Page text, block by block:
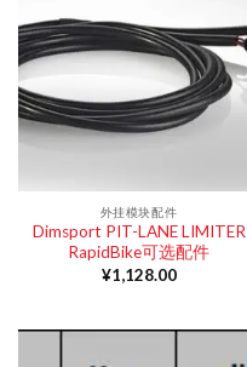
外挂模块配件
Dimsport PIT-LANE LIMITER
RapidBike可选配件
¥1,128.00